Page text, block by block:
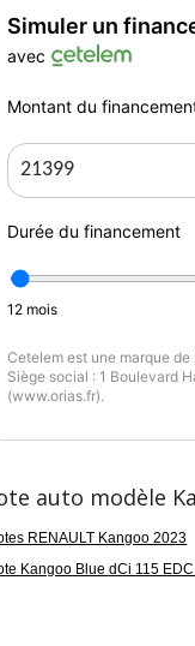
Garantie mécanique
2 mois
Simuler un
avec
Montant du
Durée du financement
12 mois
Cetelem est une marque
Siège social : 1 Boulevard
(www.orias.fr).
auto modèle
RENAULT Kangoo 2023
Kangoo Blue dCi 115